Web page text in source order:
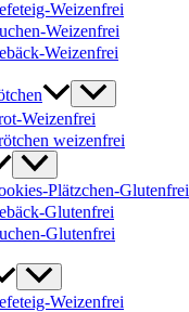
Weizenfrei
Weizenfrei
Weizenfrei
Weizenfrei
weizenfrei
Plätzchen-Glutenfrei
Glutenfrei
Glutenfrei
Weizenfrei